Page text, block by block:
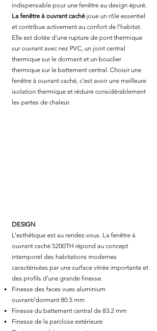
indispensable pour une fenêtre au design épuré.
La fenêtre à ouvrant caché joue un rôle essentiel
et contribue activement au confort de l’habitat.
Elle est dotée d’une rupture de pont thermique
sur ouvrant avec nez PVC, un joint central
thermique sur le dormant et un bouclier
thermique sur le battement central. Choisir une
fenêtre à ouvrant caché, c’est avoir une meilleure
isolation thermique et réduire considérablement
les pertes de chaleur.
DESIGN
L’esthétique est au rendez-vous. La fenêtre à
ouvrant caché 5200TH répond au concept
intemporel des habitations modernes
caractérisées par une surface vitrée importante et
des profils d’une grande finesse.
Finesse des faces vues aluminium
ouvrant/dormant 80.5 mm
Finesse du battement central de 83.2 mm
Finesse de la parclose extérieure